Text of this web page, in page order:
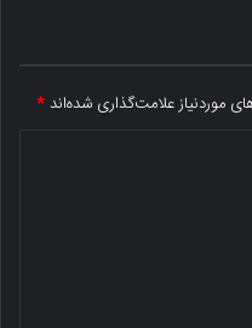
موردنیاز علامت‌گذاری شده‌اند*